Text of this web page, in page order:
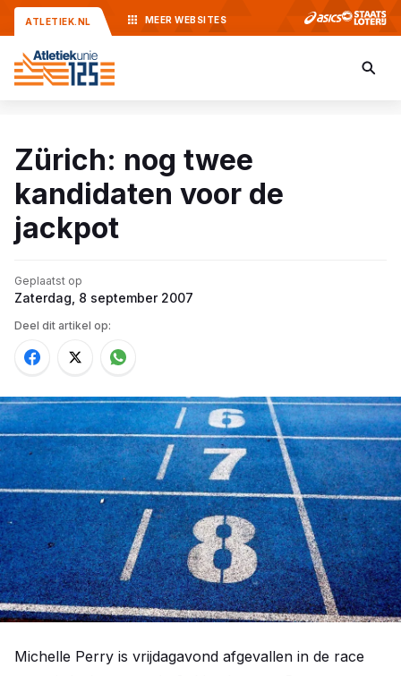
ATLETIEK.NL MEER WEBSITES
Zürich: nog twee
kandidaten voor de
jackpot
Geplaatst op
Zaterdag, 8 september 2007
Deel dit artikel op:
Michelle Perry is vrijdagavond afgevallen in de race